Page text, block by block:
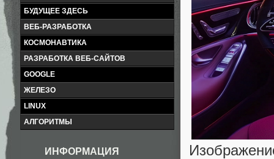
БУДУЩЕЕ ЗДЕСЬ
ВЕБ-РАЗРАБОТКА
КОСМОНАВТИКА
РАЗРАБОТКА ВЕБ-САЙТОВ
GOOGLE
ЖЕЛЕЗО
LINUX
АЛГОРИТМЫ
ИНФОРМАЦИЯ